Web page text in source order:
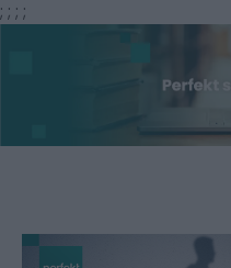
; ; ; ;